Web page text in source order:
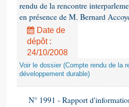
rendu de la rencontre
en présence de M. Bernard
Date de
dépôt :
24/10/2008
Voir le dossier (Compte rendu de la
développement durable)
N° 1991 - Rapport